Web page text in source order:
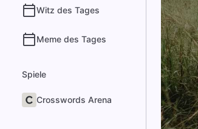
Witz des Tages
Meme des Tages
Spiele
Crosswords Arena